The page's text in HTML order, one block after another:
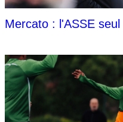
Mercato : l'ASSE